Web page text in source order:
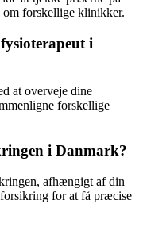
forskellige klinikker.
i
at overveje dine
forskellige
i Danmark?
afhængigt af din
for at få præcise